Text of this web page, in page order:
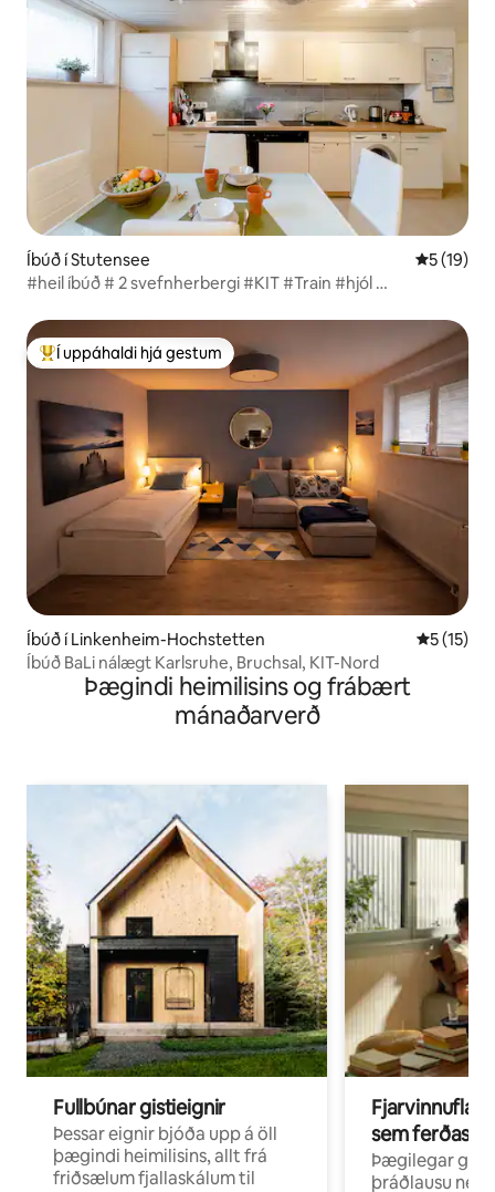
Íbúð í Stutensee 5 af 5 í
5 (19)
#heil íbúð # 2 svefnherbergi #KIT #Train #hjól …
Í mestu uppáhaldi hjá gestum
Í uppáhaldi hjá gestum
Íbúð í Linkenheim-Hochstetten 5 af 5 í
5 (15)
Íbúð BaLi nálægt Karlsruhe, Bruchsal, KIT-Nord
Þægindi heimilisins og frábært
mánaðarverð
Fullbúnar gistieignir
Þessar eignir bjóða upp á öll
þægindi heimilisins, allt frá
friðsælum fjallaskálum til
sem ferðast
Þægilegar
þráðlausu neti